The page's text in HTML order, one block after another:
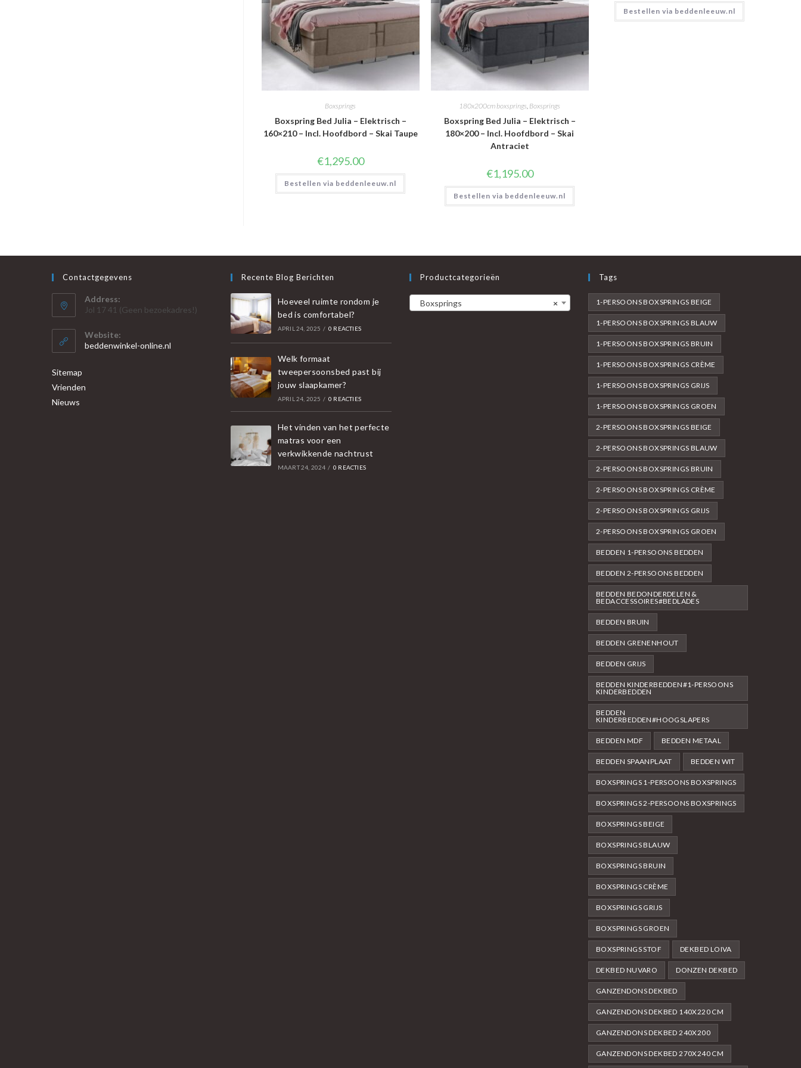
Boxsprings
Boxspring Bed Julia – Elektrisch –
160×210 – Incl. Hoofdbord – Skai Taupe
€1,295.00
Bestellen via beddenleeuw.nl
180x200cm boxsprings, Boxsprings
Boxspring Bed Julia – Elektrisch –
180×200 – Incl. Hoofdbord – Skai
Antraciet
€1,195.00
Bestellen via beddenleeuw.nl
Bestellen via beddenleeuw.nl
Contactgegevens
Address:
Jol 17 41 (Geen bezoekadres!)
Website:
beddenwinkel-online.nl
Sitemap
Vrienden
Nieuws
Recente Blog Berichten
Hoeveel ruimte rondom je
bed is comfortabel?
APRIL 24, 2025 / 0 REACTIES
Welk formaat
tweepersoonsbed past bij
jouw slaapkamer?
APRIL 24, 2025 / 0 REACTIES
Het vinden van het perfecte
matras voor een
verkwikkende nachtrust
MAART 24, 2024 / 0 REACTIES
Productcategorieën
×
Boxsprings
Tags
1-PERSOONS BOXSPRINGS BEIGE
1-PERSOONS BOXSPRINGS BLAUW
1-PERSOONS BOXSPRINGS BRUIN
1-PERSOONS BOXSPRINGS CRÈME
1-PERSOONS BOXSPRINGS GRIJS
1-PERSOONS BOXSPRINGS GROEN
2-PERSOONS BOXSPRINGS BEIGE
2-PERSOONS BOXSPRINGS BLAUW
2-PERSOONS BOXSPRINGS BRUIN
2-PERSOONS BOXSPRINGS CRÈME
2-PERSOONS BOXSPRINGS GRIJS
2-PERSOONS BOXSPRINGS GROEN
BEDDEN 1-PERSOONS BEDDEN
BEDDEN 2-PERSOONS BEDDEN
BEDDEN BEDONDERDELEN &
BEDACCESSOIRES#BEDLADES
BEDDEN BRUIN
BEDDEN GRENENHOUT
BEDDEN GRIJS
BEDDEN KINDERBEDDEN#1-PERSOONS
KINDERBEDDEN
BEDDEN
KINDERBEDDEN#HOOGSLAPERS
BEDDEN MDF BEDDEN METAAL
BEDDEN SPAANPLAAT BEDDEN WIT
BOXSPRINGS 1-PERSOONS BOXSPRINGS
BOXSPRINGS 2-PERSOONS BOXSPRINGS
BOXSPRINGS BEIGE
BOXSPRINGS BLAUW
BOXSPRINGS BRUIN
BOXSPRINGS CRÈME
BOXSPRINGS GRIJS
BOXSPRINGS GROEN
BOXSPRINGS STOF DEKBED LOIVA
DEKBED NUVARO DONZEN DEKBED
GANZENDONS DEKBED
GANZENDONS DEKBED 140X220 CM
GANZENDONS DEKBED 240X200
GANZENDONS DEKBED 270X240 CM